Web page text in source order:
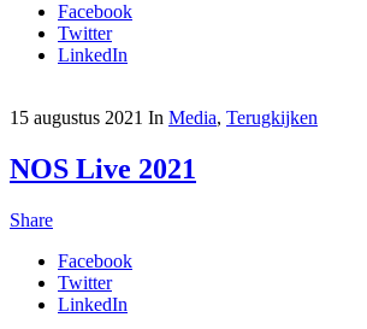
Facebook
Twitter
LinkedIn
15 augustus 2021 In Media, Terugkijken
NOS Live 2021
Share
Facebook
Twitter
LinkedIn